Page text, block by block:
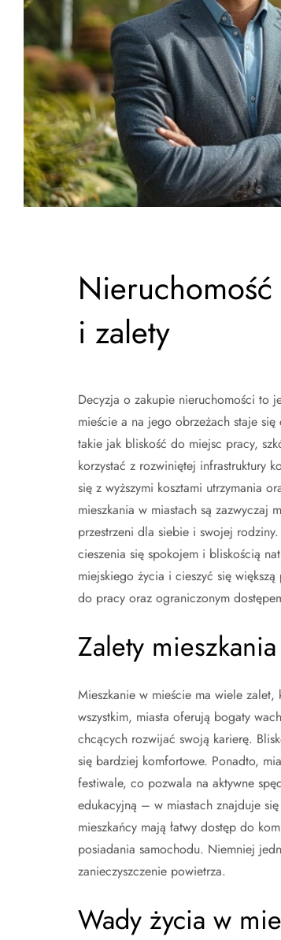
i zalety
Decyzja o zakupie nieruchomości to
mieście a na jego obrzeżach staje
takie jak bliskość do miejsc pracy,
korzystać z rozwiniętej infrastruktury
się z wyższymi kosztami utrzymania
mieszkania w miastach są zazwyczaj
przestrzeni dla siebie i swojej
cieszenia się spokojem i bliskością
miejskiego życia i cieszyć się
do pracy oraz ograniczonym
Zalety
Mieszkanie w mieście ma wiele
wszystkim, miasta oferują bogaty
chcących rozwijać swoją karierę.
się bardziej komfortowe. Ponadto,
festiwale, co pozwala na aktywne
edukacyjną – w miastach znajduje
mieszkańcy mają łatwy dostęp do
posiadania samochodu. Niemniej
zanieczyszczenie powietrza.
Wady życia w